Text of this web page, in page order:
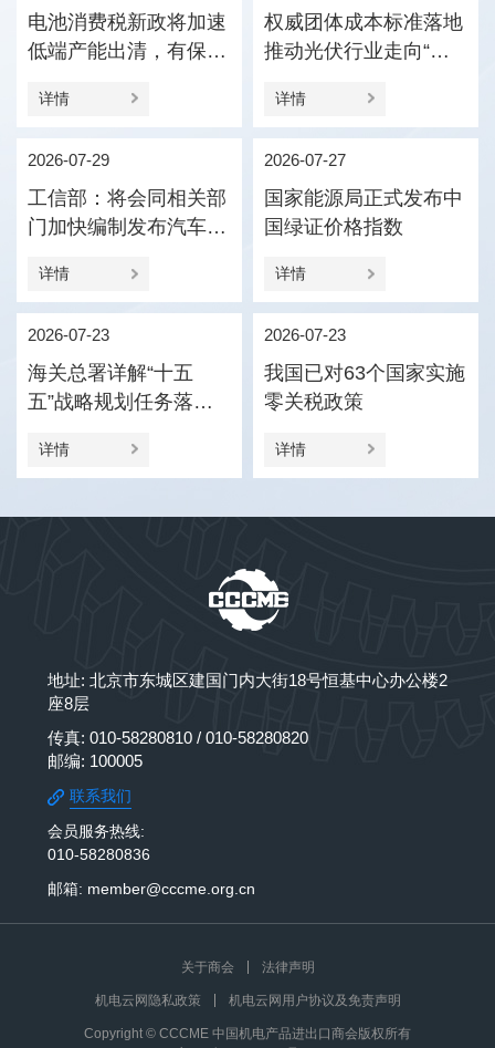
电池消费税新政将加速
低端产能出清，有保有
详情
权威团体成本标准落地
推动光伏行业走向“价
详情
2026-07-29
工信部：将会同相关部
门加快编制发布汽车企
指引
详情
2026-07-27
国家能源局正式发布中
国绿证价格指数
详情
2026-07-23
海关总署详解“十五
五”战略规划任务落实
大、进出口更加协调
详情
2026-07-23
我国已对63个国家实施
零关税政策
详情
地址: 北京市东城区建国门内大街18号恒基中心办公楼2
座8层
传真: 010-58280810 / 010-58280820
邮编: 100005
联系我们
会员服务热线:
010-58280836
邮箱: member@cccme.org.cn
关于商会 法律声明
机电云网隐私政策 机电云网用户协议及免责声明
Copyright © CCCME 中国机电产品进出口商会版权所有